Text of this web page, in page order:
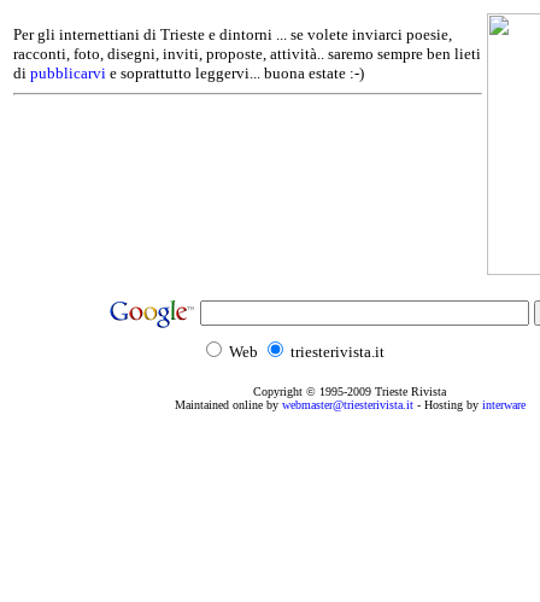
Per gli internettiani di Trieste e dintorni ... se volete inviarci poesie,
racconti, foto, disegni, inviti, proposte, attività.. saremo sempre ben lieti
di pubblicarvi e soprattutto leggervi... buona estate :-)
Web triesterivista.it
Copyright © 1995-2009 Trieste Rivista
Maintained online by webmaster@triesterivista.it- Hosting by interware